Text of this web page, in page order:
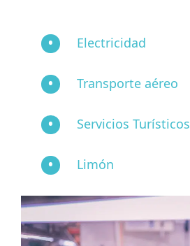
Electricidad
Transporte aéreo
Servicios Turísticos
Limón